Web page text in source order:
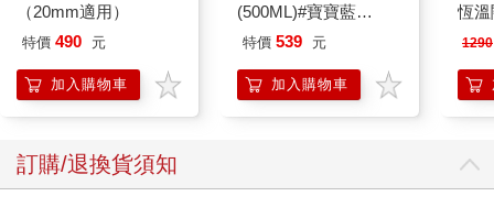
（20mm適用）
特價 490 元
加入購物車
(500ML)#寶寶藍
IMCHB01LB
特價 539 元
加入購物車
恆
肩/
膝
1290
訂購/退換貨須知